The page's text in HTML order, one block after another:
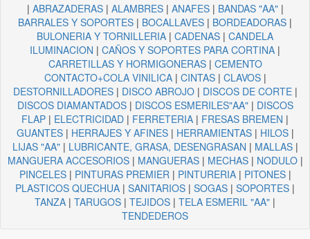
| ABRAZADERAS| ALAMBRES| ANAFES| BANDAS "AA"|
BARRALES Y SOPORTES | BOCALLAVES | BORDEADORAS |
BULONERIA Y TORNILLERIA | CADENAS | CANDELA
ILUMINACION | CAÑOS Y SOPORTES PARA CORTINA |
CARRETILLAS Y HORMIGONERAS| CEMENTO
CONTACTO+COLA VINILICA| CINTAS| CLAVOS|
DESTORNILLADORES| DISCO ABROJO| DISCOS DE CORTE|
DISCOS DIAMANTADOS| DISCOS ESMERILES"AA"| DISCOS
FLAP | ELECTRICIDAD | FERRETERIA | FRESAS BREMEN |
GUANTES| HERRAJES Y AFINES| HERRAMIENTAS| HILOS|
LIJAS "AA"| LUBRICANTE, GRASA, DESENGRASAN | MALLAS|
MANGUERA ACCESORIOS| MANGUERAS| MECHAS| NODULO|
PINCELES| PINTURAS PREMIER | PINTURERIA| PITONES|
PLASTICOS QUECHUA | SANITARIOS | SOGAS | SOPORTES |
TANZA | TARUGOS | TEJIDOS | TELA ESMERIL "AA" |
TENDEDEROS